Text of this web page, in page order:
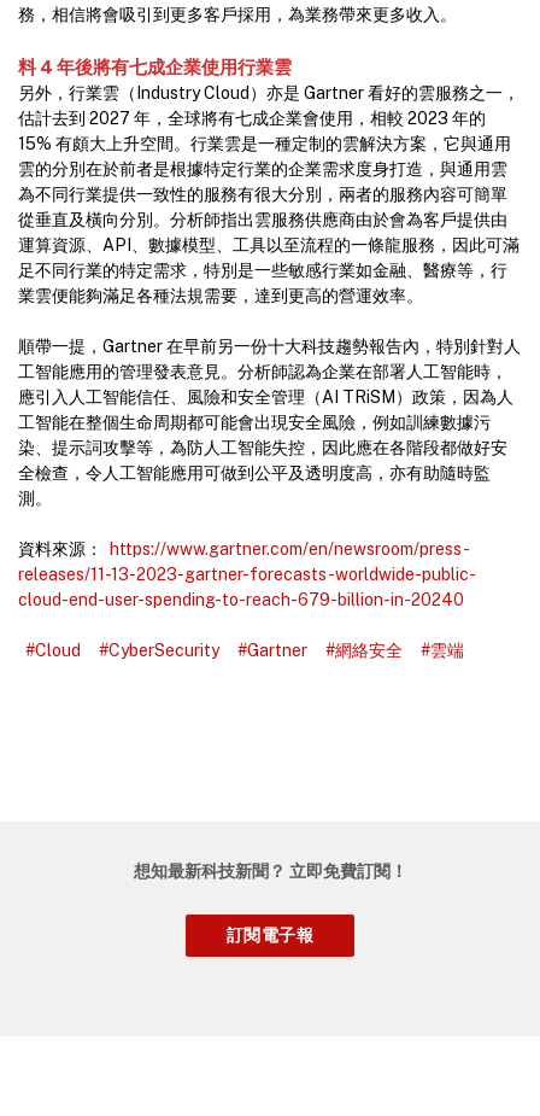
務，相信將會吸引到更多客戶採用，為業務帶來更多收入。
料 4 年後將有七成企業使用行業雲
另外，行業雲（Industry Cloud）亦是 Gartner 看好的雲服務之一，
估計去到 2027 年，全球將有七成企業會使用，相較 2023 年的
15% 有頗大上升空間。行業雲是一種定制的雲解決方案，它與通用
雲的分別在於前者是根據特定行業的企業需求度身打造，與通用雲
為不同行業提供一致性的服務有很大分別，兩者的服務內容可簡單
從垂直及橫向分別。分析師指出雲服務供應商由於會為客戶提供由
運算資源、API、數據模型、工具以至流程的一條龍服務，因此可滿
足不同行業的特定需求，特別是一些敏感行業如金融、醫療等，行
業雲便能夠滿足各種法規需要，達到更高的營運效率。
順帶一提，Gartner 在早前另一份十大科技趨勢報告內，特別針對人
工智能應用的管理發表意見。分析師認為企業在部署人工智能時，
應引入人工智能信任、風險和安全管理（AI TRiSM）政策，因為人
工智能在整個生命周期都可能會出現安全風險，例如訓練數據污
染、提示詞攻擊等，為防人工智能失控，因此應在各階段都做好安
全檢查，令人工智能應用可做到公平及透明度高，亦有助隨時監
測。
資料來源：
https://www.gartner.com/en/newsroom/press-
releases/11-13-2023-gartner-forecasts-worldwide-public-
cloud-end-user-spending-to-reach-679-billion-in-20240
#Cloud #CyberSecurity #Gartner #網絡安全 #雲端
想知最新科技新聞？ 立即免費訂閱！